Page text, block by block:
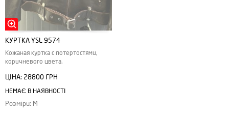
КУРТКА YSL 9574
Кожаная куртка с потертостями,
коричневого цвета.
ЦІНА: 28800 ГРН
НЕМАЄ В НАЯВНОСТІ
Розміри: M